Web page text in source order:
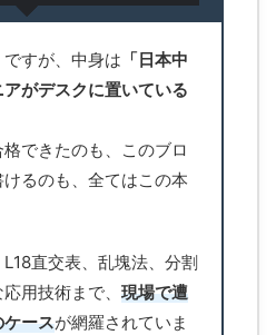
すが、中身は 「日本中
がデスクに置いている
できたのも、このブロ
るのも、全てはこの本
直交表、乱塊法、分割
用技術まで、 現場で遭
ケースが網羅されていま